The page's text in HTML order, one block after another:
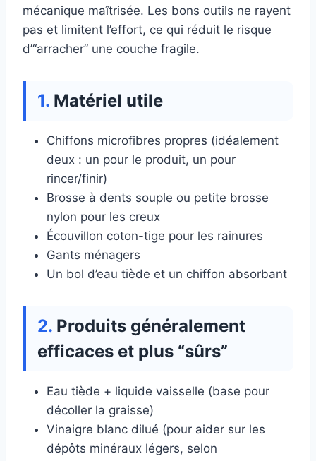
mécanique maîtrisée. Les bons outils ne rayent
pas et limitent l’effort, ce qui réduit le risque
d’“arracher” une couche fragile.
Matériel utile
Chiffons microfibres propres (idéalement
deux : un pour le produit, un pour
rincer/finir)
Brosse à dents souple ou petite brosse
nylon pour les creux
Écouvillon coton-tige pour les rainures
Gants ménagers
Un bol d’eau tiède et un chiffon absorbant
Produits généralement
efficaces et plus “sûrs”
Eau tiède + liquide vaisselle (base pour
décoller la graisse)
Vinaigre blanc dilué (pour aider sur les
dépôts minéraux légers, selon